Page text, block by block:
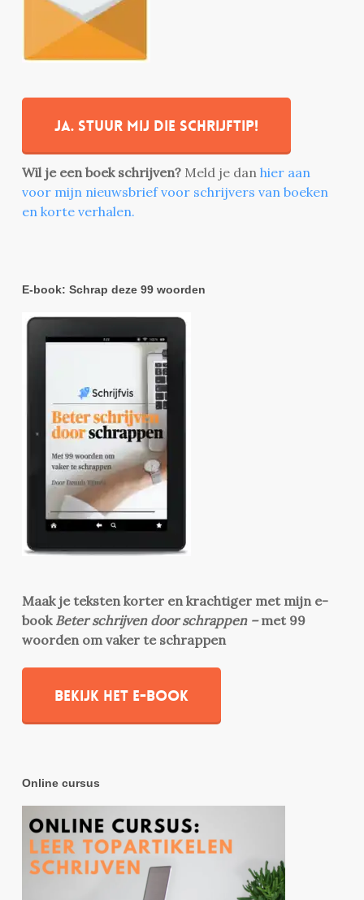
Ja. stuur mij die schrijftip!
Wil je een boek schrijven? Meld je dan hier aan
voor mijn nieuwsbrief voor schrijvers van boeken
en korte verhalen.
E-book: Schrap deze 99 woorden
Maak je teksten korter en krachtiger met mijn e-
book Beter schrijven door schrappen –met 99
woorden om vaker te schrappen
Bekijk het e-book
Online cursus